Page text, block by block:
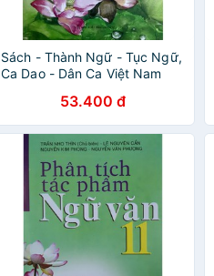
Sách - Thành Ngữ - Tục Ngữ,
Ca Dao - Dân Ca Việt Nam
53.400 đ